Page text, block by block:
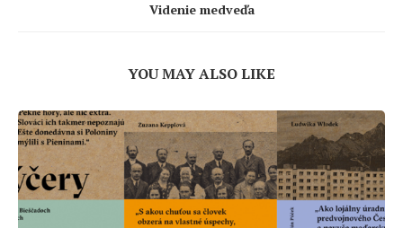
Videnie medveďa
YOU MAY ALSO LIKE